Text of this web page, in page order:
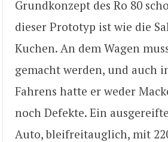
Grundkonzept des Ro 80
dieser Prototyp ist wie die
Kuchen. An dem Wagen
gemacht werden, und auch
Fahrens hatte er weder
noch Defekte. Ein
Auto, bleifreitauglich, mit